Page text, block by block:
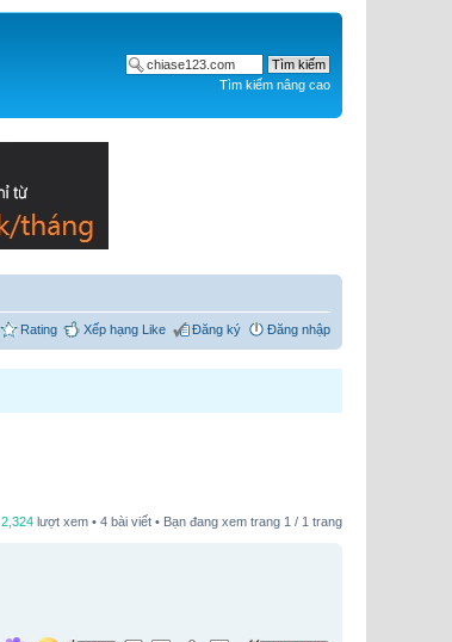
Tìm kiếm nâng cao
Rating Xếp hạng Like Đăng ký Đăng nhập
2,324 lượt xem • 4 bài viết • Bạn đang xem trang 1 / 1 trang